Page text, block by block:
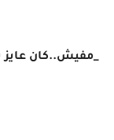
_مفيش..كان